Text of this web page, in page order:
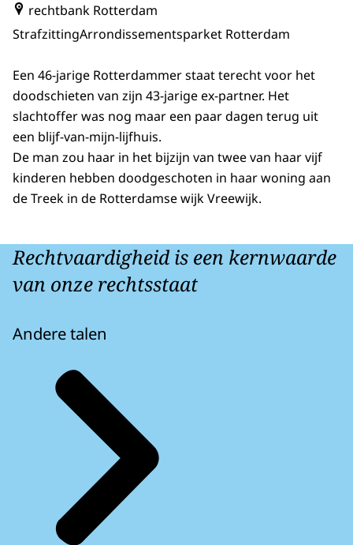
rechtbank Rotterdam
StrafzittingArrondissementsparket Rotterdam
Een 46-jarige Rotterdammer staat terecht voor het
doodschieten van zijn 43-jarige ex-partner. Het
slachtoffer was nog maar een paar dagen terug uit
een blijf-van-mijn-lijfhuis.
De man zou haar in het bijzijn van twee van haar vijf
kinderen hebben doodgeschoten in haar woning aan
de Treek in de Rotterdamse wijk Vreewijk.
Rechtvaardigheid is een kernwaarde
van onze rechtsstaat
Andere talen